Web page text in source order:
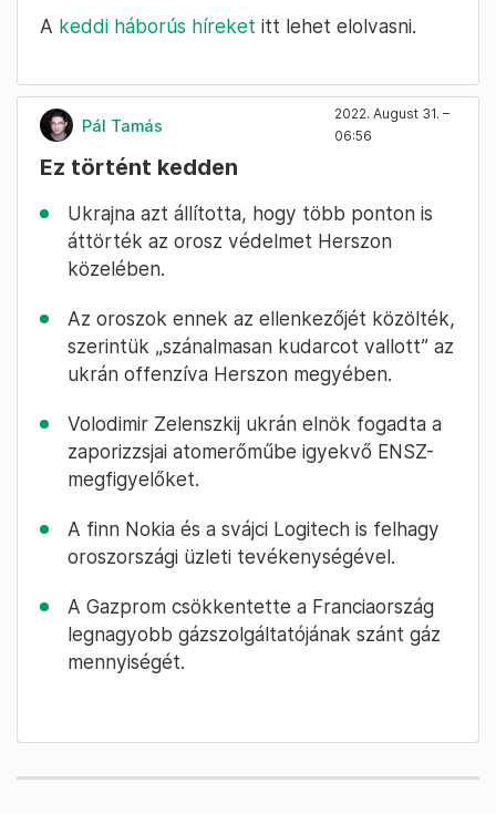
A keddi háborús híreket itt lehet elolvasni.
Pál Tamás
2022. August 31. –
06:56
Ez történt kedden
Ukrajna azt állította, hogy több ponton is
áttörték az orosz védelmet Herszon
közelében.
Az oroszok ennek az ellenkezőjét közölték,
szerintük „szánalmasan kudarcot vallott” az
ukrán offenzíva Herszon megyében.
Volodimir Zelenszkij ukrán elnök fogadta a
zaporizzsjai atomerőműbe igyekvő ENSZ-
megfigyelőket.
A finn Nokia és a svájci Logitech is felhagy
oroszországi üzleti tevékenységével.
A Gazprom csökkentette a Franciaország
legnagyobb gázszolgáltatójának szánt gáz
mennyiségét.